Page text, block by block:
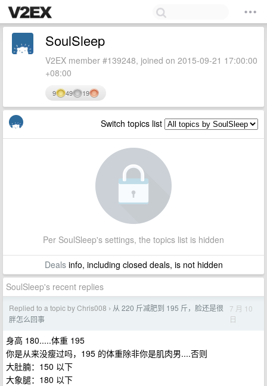
SoulSleep
V2EX member #139248, joined on 2015-09-21 17:00:00
+08:00
9 49 19
Switch topics list
Per SoulSleep's settings, the topics list is hidden
Dealsinfo, including closed deals, is not hidden
SoulSleep's recent replies
Replied to a topic by Chris008 › 从 220 斤减肥到 195 斤，脸还是很
胖怎么回事
7 月 10
日
身高 180.....体重 195
你是从来没瘦过吗，195 的体重除非你是肌肉男....否则
大肚腩：150 以下
大象腿：180 以下